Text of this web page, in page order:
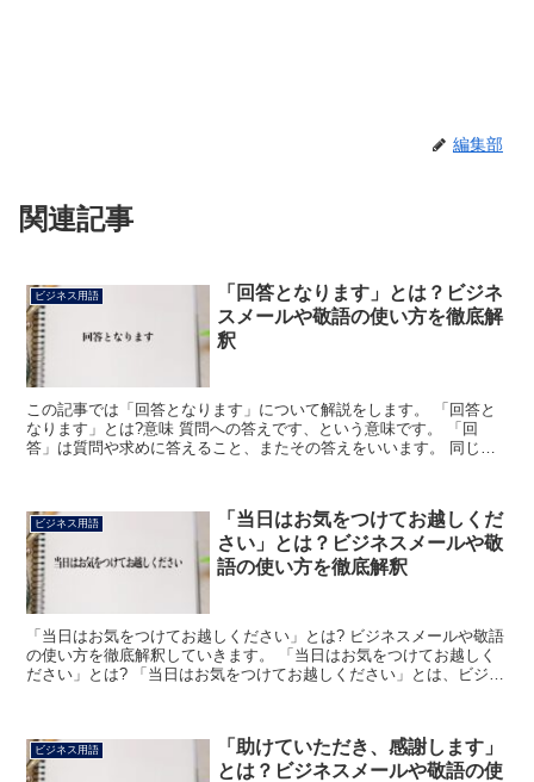
編集部
関連記事
ビジネス用語
「回答となります」とは？ビジネ
スメールや敬語の使い方を徹底解
釈
この記事では「回答となります」について解説をします。 「回答と
なります」とは?意味 質問への答えです、という意味です。 「回
答」は質問や求めに答えること、またその答えをいいます。 同じ読
ビジネス用語
「当日はお気をつけてお越しくだ
さい」とは？ビジネスメールや敬
語の使い方を徹底解釈
「当日はお気をつけてお越しください」とは? ビジネスメールや敬語
の使い方を徹底解釈していきます。 「当日はお気をつけてお越しく
ださい」とは? 「当日はお気をつけてお越しください」とは、ビジネ
ビジネス用語
「助けていただき、感謝します」
とは？ビジネスメールや敬語の使